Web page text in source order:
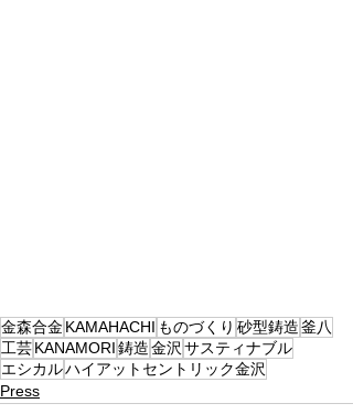
金森合金 KAMAHACHI ものづくり 砂型鋳造釜八
工芸KANAMORI鋳造金沢 サスティナブル
エシカルハイアットセントリック金沢
Press